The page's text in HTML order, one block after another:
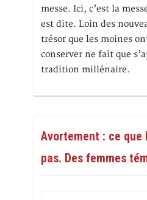
messe. Ici, c’est la
est dite. Loin des
trésor que les moines
conserver ne fait que
tradition millénaire.
Avortement : ce que
pas. Des femmes